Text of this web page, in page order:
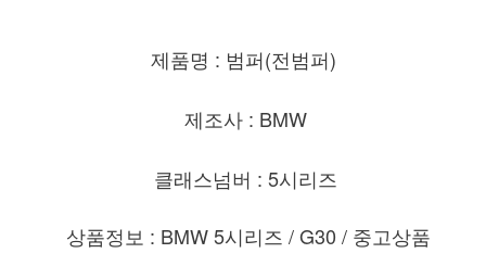
제품명 : 범퍼(전범퍼)
제조사 : BMW
클래스넘버 : 5시리즈
상품정보 : BMW 5시리즈 / G30 / 중고상품